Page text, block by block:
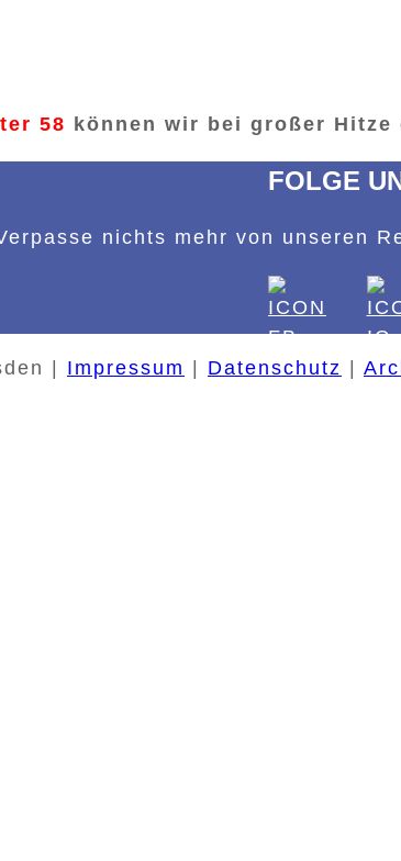
58 können wir bei großer
FOLGE
nichts mehr von unseren
| Impressum | Datenschutz |